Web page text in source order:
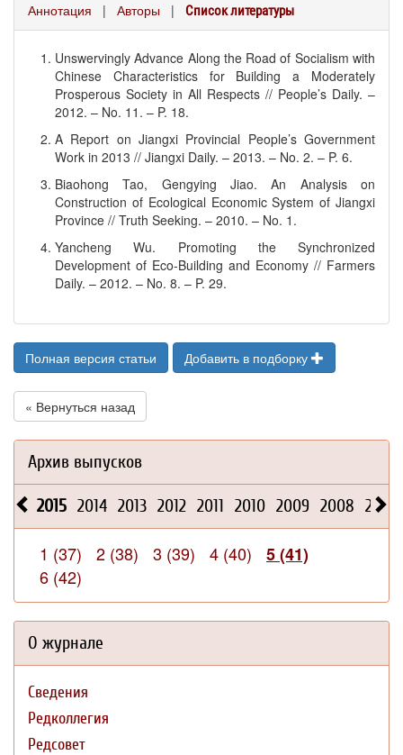
Аннотация | Авторы | Список литературы
Unswervingly Advance Along the Road of Socialism with
Chinese Characteristics for Building a Moderately
Prosperous Society in All Respects // People’s Daily. –
2012. – No. 11. – P. 18.
A Report on Jiangxi Provincial People’s Government
Work in 2013 // Jiangxi Daily. – 2013. – No. 2. – P. 6.
Biaohong Tao, Gengying Jiao. An Analysis on
Construction of Ecological Economic System of Jiangxi
Province // Truth Seeking. – 2010. – No. 1.
Yancheng Wu. Promoting the Synchronized
Development of Eco-Building and Economy // Farmers
Daily. – 2012. – No. 8. – P. 29.
Полная версия статьи Добавить в подборку
« Вернуться назад
Архив выпусков
2015 2014 2013 2012 2011 2010 2009 2008 2026
1 (37) 2 (38) 3 (39) 4 (40)
5 (41)
6 (42)
О журнале
Сведения
Редколлегия
Редсовет